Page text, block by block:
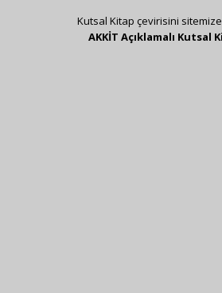
Kutsal Kitap çevirisini
AKKİT Açıklamalı Kutsal